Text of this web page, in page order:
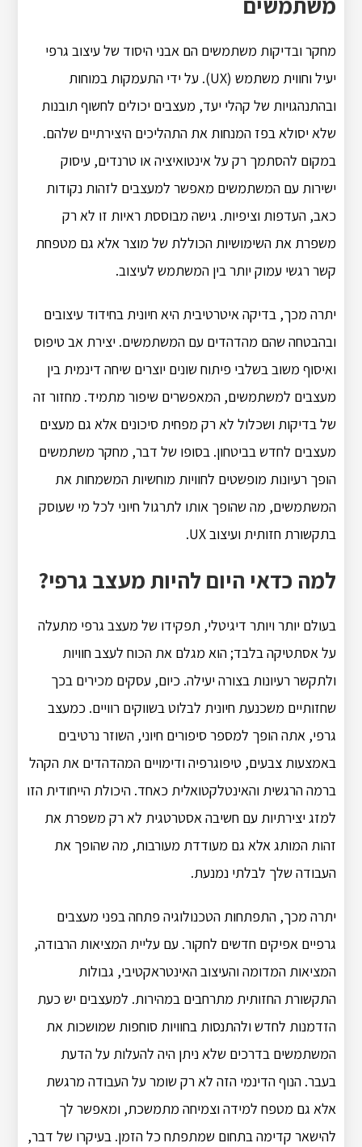
מחקר ובדיקות משתמשים הם אבני היסוד של עיצוב גרפי
יעיל וחווית משתמש (UX). על ידי התעמקות במוחות
ובהתנהגויות של קהלי יעד, מעצבים יכולים לחשוף תובנות
שלא יסולא בפז המנחות את התהליכים היצירתיים שלהם.
במקום להסתמך רק על אינטואיציה או טרנדים, עיסוק
ישירות עם המשתמשים מאפשר למעצבים לזהות נקודות
כאב, העדפות וציפיות. גישה מבוססת ראיות זו לא רק
משפרת את השימושיות הכוללת של מוצר אלא גם מטפחת
קשר רגשי עמוק יותר בין המשתמש לעיצוב.
יתרה מכך, בדיקה איטרטיבית היא חיונית בחידוד עיצובים
ובהבטחה שהם מהדהדים עם המשתמשים. יצירת אב טיפוס
ואיסוף משוב בשלבי פיתוח שונים יוצרים שיחה דינמית בין
מעצבים למשתמשים, המאפשרים שיפור מתמיד. מחזור זה
של בדיקות ושכלול לא רק מפחית סיכונים אלא גם מעצים
מעצבים לחדש בביטחון. בסופו של דבר, מחקר משתמשים
הופך רעיונות מופשטים לחוויות מוחשיות המשמחות את
המשתמשים, מה שהופך אותו לתרגול חיוני לכל מי שעוסק
בתקשורת חזותית ועיצוב UX.
למה כדאי היום להיות מעצב גרפי?
בעולם יותר ויותר דיגיטלי, תפקידו של מעצב גרפי מתעלה
על אסתטיקה בלבד; הוא מגלם את הכוח לעצב חוויות
ולתקשר רעיונות בצורה יעילה. כיום, עסקים מכירים בכך
שחזותיים משכנעת חיונית לבלוט בשווקים רוויים. כמעצב
גרפי, אתה הופך למספר סיפורים חיוני, השוזר נרטיבים
באמצעות צבעים, טיפוגרפיה ודימויים המהדהדים את הקהל
ברמה הרגשית והאינטלקטואלית כאחד. היכולת הייחודית הזו
למזג יצירתיות עם חשיבה אסטרטגית לא רק משפרת את
זהות המותג אלא גם מעודדת מעורבות, מה שהופך את
העבודה שלך לבלתי נמנעת.
יתרה מכך, התפתחות הטכנולוגיה פתחה בפני מעצבים
גרפיים אפיקים חדשים לחקור. עם עליית המציאות הרבודה,
המציאות המדומה והעיצוב האינטראקטיבי, גבולות
התקשורת החזותית מתרחבים במהירות. למעצבים יש כעת
הזדמנות לחדש ולהתנסות בחוויות סוחפות שמושכות את
המשתמשים בדרכים שלא ניתן היה להעלות על הדעת
בעבר. הנוף הדינמי הזה לא רק שומר על העבודה מרגשת
אלא גם מטפח למידה וצמיחה מתמשכת, ומאפשר לך
להישאר קדימה בתחום שמתפתח כל הזמן. בעיקרו של דבר,